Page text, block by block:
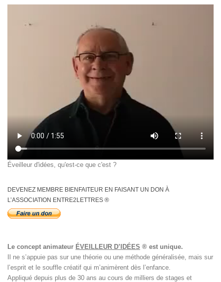
Éveilleur d'idées, qu'est-ce que c'est ?
DEVENEZ MEMBRE BIENFAITEUR EN FAISANT UN DON À
L’ASSOCIATION ENTRE2LETTRES ®
Le concept animateur ÉVEILLEUR D’IDÉES ® est unique.
Il ne s’appuie pas sur une théorie ou une méthode généralisée, mais sur
l’esprit et le souffle créatif qui m’animèrent dès l’enfance.
Appliqué depuis plus de 30 ans au cours de milliers de stages et